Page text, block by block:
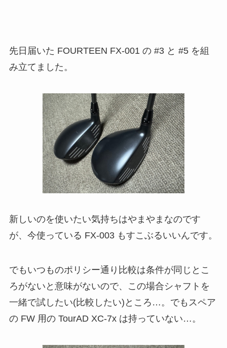
先日届いた FOURTEEN FX-001 の #3 と #5 を組
み立てました。
新しいのを使いたい気持ちはやまやまなのです
が、今使っている FX-003 もすこぶるいいんです。
でもいつものポリシー通り比較は条件が同じとこ
ろがないと意味がないので、この場合シャフトを
一緒で試したい(比較したい)ところ…。でもスペア
の FW 用の TourAD XC-7x は持っていない…。